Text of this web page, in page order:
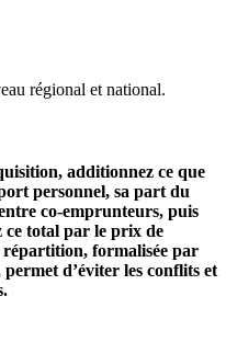
régional et national.
additionnez ce que
personnel, sa part du
co-emprunteurs, puis
ce total par le prix de
répartition, formalisée par
d’éviter les conflits et